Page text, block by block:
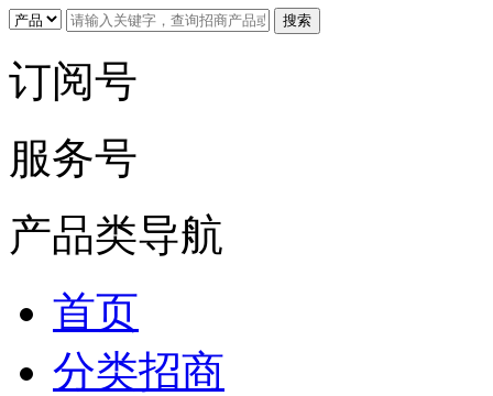
搜索
订阅号
服务号
产品类导航
首页
分类招商